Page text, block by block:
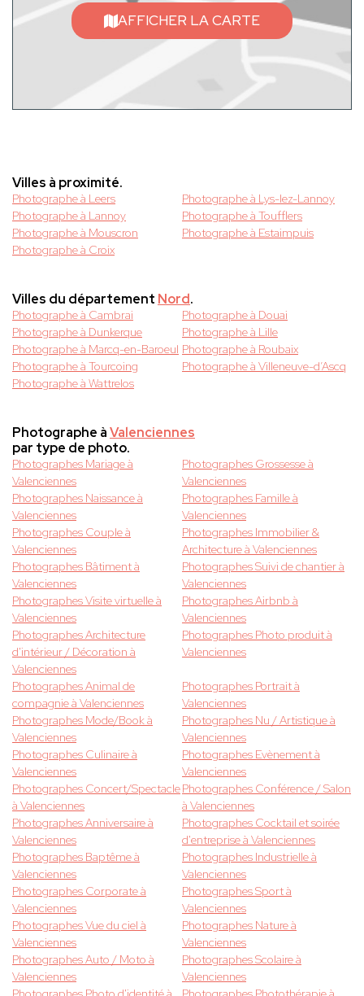
AFFICHER LA CARTE
Villes à proximité.
Photographe à Leers
Photographe à Lys-lez-Lannoy
Photographe à Lannoy
Photographe à Toufflers
Photographe à Mouscron
Photographe à Estaimpuis
Photographe à Croix
Villes du département Nord.
Photographe à Cambrai
Photographe à Douai
Photographe à Dunkerque
Photographe à Lille
Photographe à Marcq-en-Baroeul Photographe à Roubaix
Photographe à Tourcoing
Photographe à Villeneuve-d’Ascq
Photographe à Wattrelos
Photographe àValenciennes
par type de photo.
Photographes Mariage à
Valenciennes
Photographes Grossesse à
Valenciennes
Photographes Naissance à
Valenciennes
Photographes Famille à
Valenciennes
Photographes Couple à
Valenciennes
Photographes Immobilier &
Architecture à Valenciennes
Photographes Bâtiment à
Valenciennes
Photographes Suivi de chantier à
Valenciennes
Photographes Visite virtuelle à
Valenciennes
Photographes Airbnb à
Valenciennes
Photographes Architecture
d'intérieur / Décoration à
Valenciennes
Photographes Photo produit à
Valenciennes
Photographes Animal de
compagnie à Valenciennes
Photographes Portrait à
Valenciennes
Photographes Mode/Book à
Valenciennes
Photographes Nu / Artistique à
Valenciennes
Photographes Culinaire à
Valenciennes
Photographes Evènement à
Valenciennes
Photographes Concert/Spectacle
à Valenciennes
Photographes Conférence / Salon
à Valenciennes
Photographes Anniversaire à
Valenciennes
Photographes Cocktail et soirée
d'entreprise à Valenciennes
Photographes Baptême à
Valenciennes
Photographes Industrielle à
Valenciennes
Photographes Corporate à
Valenciennes
Photographes Sport à
Valenciennes
Photographes Vue du ciel à
Valenciennes
Photographes Nature à
Valenciennes
Photographes Auto / Moto à
Valenciennes
Photographes Scolaire à
Valenciennes